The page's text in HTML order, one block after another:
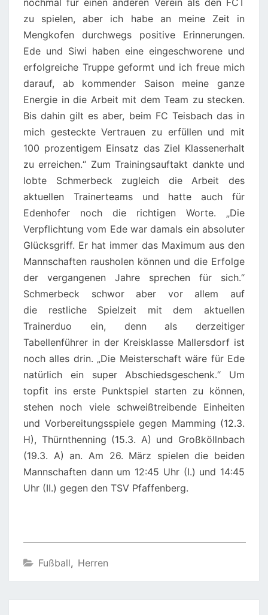
nochmal für einen anderen Verein als den FCT
zu spielen, aber ich habe an meine Zeit in
Mengkofen durchwegs positive Erinnerungen.
Ede und Siwi haben eine eingeschworene und
erfolgreiche Truppe geformt und ich freue mich
darauf, ab kommender Saison meine ganze
Energie in die Arbeit mit dem Team zu stecken.
Bis dahin gilt es aber, beim FC Teisbach das in
mich gesteckte Vertrauen zu erfüllen und mit
100 prozentigem Einsatz das Ziel Klassenerhalt
zu erreichen.“ Zum Trainingsauftakt dankte und
lobte Schmerbeck zugleich die Arbeit des
aktuellen Trainerteams und hatte auch für
Edenhofer noch die richtigen Worte. „Die
Verpflichtung vom Ede war damals ein absoluter
Glücksgriff. Er hat immer das Maximum aus den
Mannschaften rausholen können und die Erfolge
der vergangenen Jahre sprechen für sich.“
Schmerbeck schwor aber vor allem auf
die restliche Spielzeit mit dem aktuellen
Trainerduo ein, denn als derzeitiger
Tabellenführer in der Kreisklasse Mallersdorf ist
noch alles drin. „Die Meisterschaft wäre für Ede
natürlich ein super Abschiedsgeschenk.“ Um
topfit ins erste Punktspiel starten zu können,
stehen noch viele schweißtreibende Einheiten
und Vorbereitungsspiele gegen Mamming (12.3.
H), Thürnthenning (15.3. A) und Großköllnbach
(19.3. A) an. Am 26. März spielen die beiden
Mannschaften dann um 12:45 Uhr (I.) und 14:45
Uhr (II.) gegen den TSV Pfaffenberg.
Fußball, Herren